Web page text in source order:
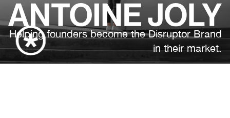
Helping founders become the Disruptor Brand
in their market.